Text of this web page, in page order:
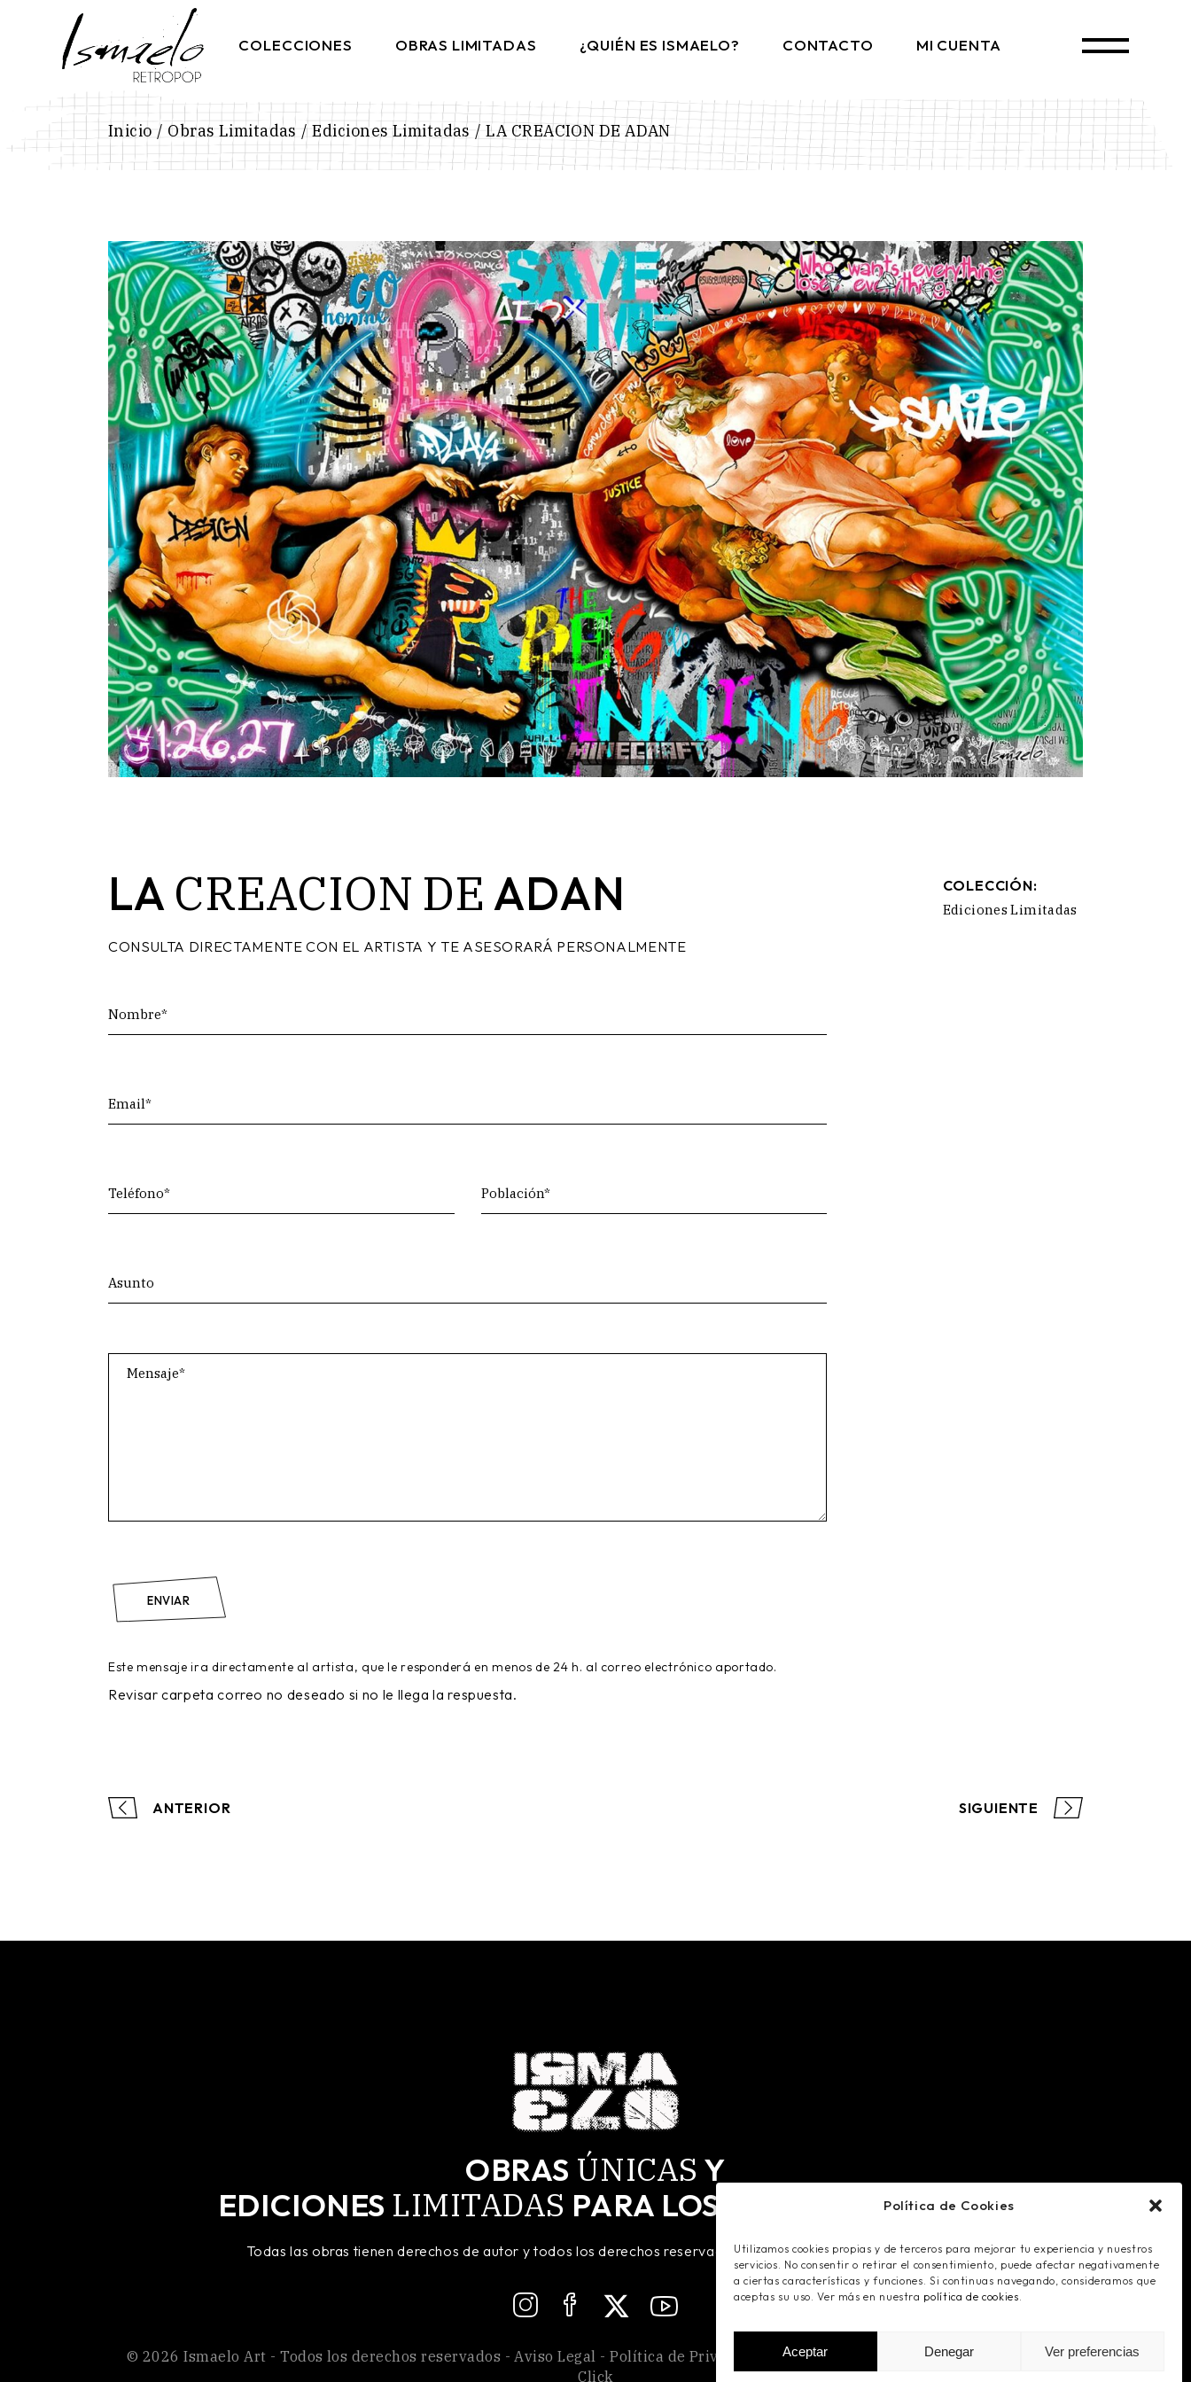
Política de Cookies
Utilizamos cookies propias y de terceros para mejorar tu experiencia y nuestros
servicios. No consentir o retirar el consentimiento, puede afectar negativamente
a ciertas características y funciones. Si continuas navegando, consideramos que
aceptas su uso. Ver más en nuestra política de cookies.
Aceptar Denegar Ver preferencias
COLECCIONES OBRAS LIMITADAS ¿QUIÉN ES ISMAELO? CONTACTO MI CUENTA
Inicio Obras Limitadas Ediciones Limitadas LA CREACION DE ADAN
LACREACION DEADAN
CONSULTA DIRECTAMENTE CON EL ARTISTA Y TE ASESORARÁ PERSONALMENTE
ENVIAR
Este mensaje ira directamente al artista, que le responderá en menos de 24 h. al correo electrónico aportado.
Revisar carpeta correo no deseado si no le llega la respuesta.
COLECCIÓN:
Ediciones Limitadas
ANTERIOR SIGUIENTE
OBRAS ÚNICAS Y
EDICIONES LIMITADAS PARA LOS SELECTOS.
Todas las obras tienen derechos de autor y todos los derechos reservados. Registradas en Safe Creative.
© 2026Ismaelo Art - Todos los derechos reservados - Aviso Legal -Política de Privacidad Política de Cookies - Powered by
Innova
Click